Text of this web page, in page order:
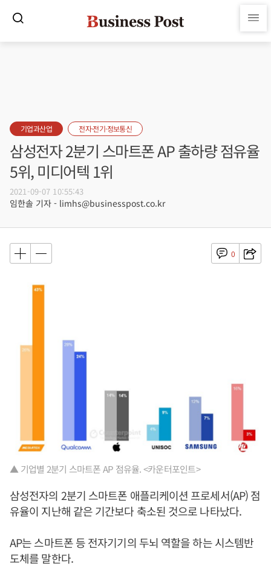
기업과산업 전자·전기·정보통신
삼성전자 2분기 스마트폰 AP 출하량 점유율
5위, 미디어텍 1위
2021-09-07 10:55:43
임한솔 기자 - limhs@businesspost.co.kr
0
▲ 기업별 2분기 스마트폰 AP 점유율. <카운터포인트>
삼성전자의 2분기 스마트폰 애플리케이션 프로세서(AP) 점
유율이 지난해 같은 기간보다 축소된 것으로 나타났다.
AP는 스마트폰 등 전자기기의 두뇌 역할을 하는 시스템반
도체를 말한다.